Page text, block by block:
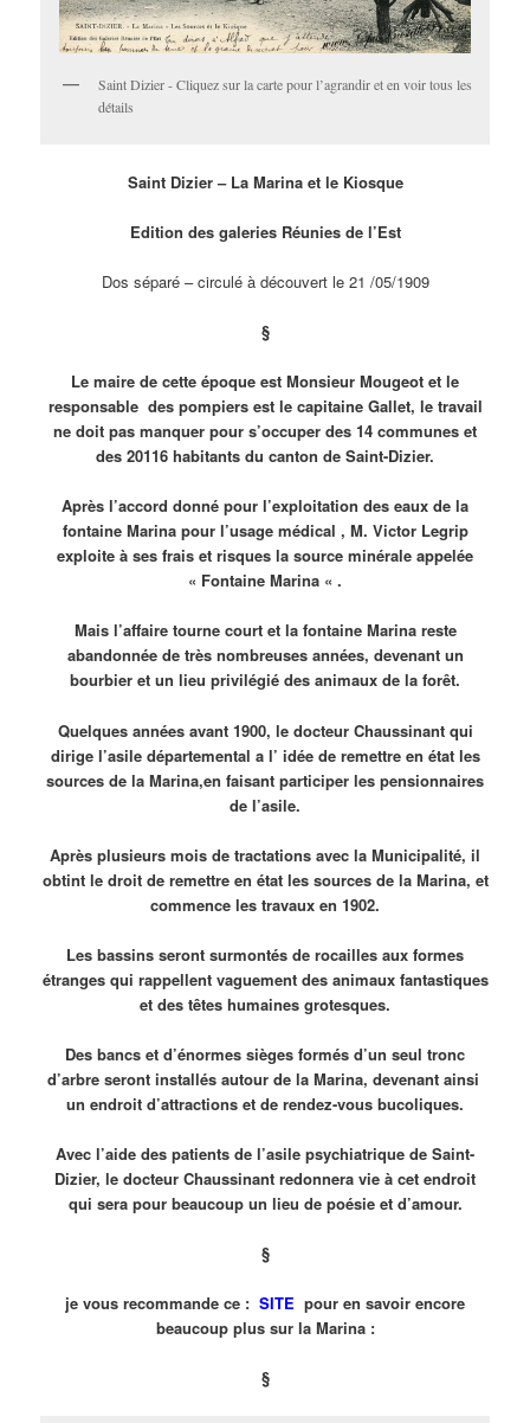
Saint Dizier - Cliquez sur la carte pour l’agrandir et en voir tous les
détails
Saint Dizier – La Marina et le Kiosque
Edition des galeries Réunies de l’Est
Dos séparé – circulé à découvert le 21 /05/1909
§
Le maire de cette époque est Monsieur Mougeot et le
responsable des pompiers est le capitaine Gallet, le travail
ne doit pas manquer pour s’occuper des 14 communes et
des 20116 habitants du canton de Saint-Dizier.
Après l’accord donné pour l’exploitation des eaux de la
fontaine Marina pour l’usage médical , M. Victor Legrip
exploite à ses frais et risques la source minérale appelée
« Fontaine Marina « .
Mais l’affaire tourne court et la fontaine Marina reste
abandonnée de très nombreuses années, devenant un
bourbier et un lieu privilégié des animaux de la forêt.
Quelques années avant 1900, le docteur Chaussinant qui
dirige l’asile départemental a l’ idée de remettre en état les
sources de la Marina,en faisant participer les pensionnaires
de l’asile.
Après plusieurs mois de tractations avec la Municipalité, il
obtint le droit de remettre en état les sources de la Marina, et
commence les travaux en 1902.
Les bassins seront surmontés de rocailles aux formes
étranges qui rappellent vaguement des animaux fantastiques
et des têtes humaines grotesques.
Des bancs et d’énormes sièges formés d’un seul tronc
d’arbre seront installés autour de la Marina, devenant ainsi
un endroit d’attractions et de rendez-vous bucoliques.
Avec l’aide des patients de l’asile psychiatrique de Saint-
Dizier, le docteur Chaussinant redonnera vie à cet endroit
qui sera pour beaucoup un lieu de poésie et d’amour.
§
je vous recommande ce : SITE pour en savoir encore
beaucoup plus sur la Marina :
§